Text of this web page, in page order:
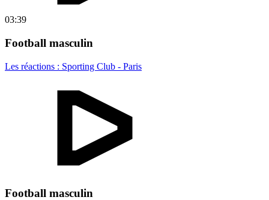
03:39
Football masculin
Les réactions : Sporting Club - Paris
Football masculin